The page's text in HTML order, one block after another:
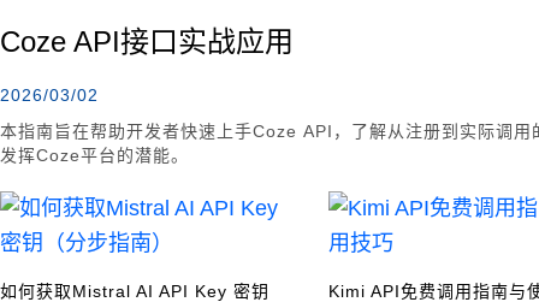
Coze API接口实战应用
2026/03/02
本指南旨在帮助开发者快速上手Coze API，了解从注册到实际调
发挥Coze平台的潜能。
如何获取Mistral AI API Key 密钥
Kimi API免费调用指南与